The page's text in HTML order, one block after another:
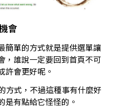
會
簡單的方式就是提供選單讓
，誰說一定要回到首頁不可
許會更好呢。
方式，不過這種事有什麼好
是有點給它怪怪的。